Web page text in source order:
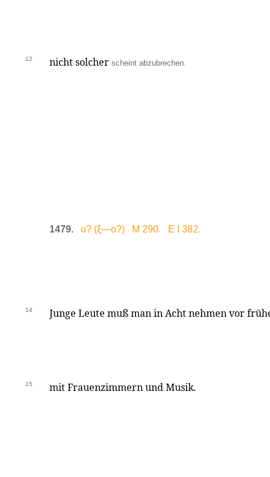
12 nicht solcher scheint abzubrechen.
1479. υ? (ξ—ο?) M 290. E I 382.
14 Junge Leute muß man in Acht nehmen vor
15 mit Frauenzimmern und Musik.